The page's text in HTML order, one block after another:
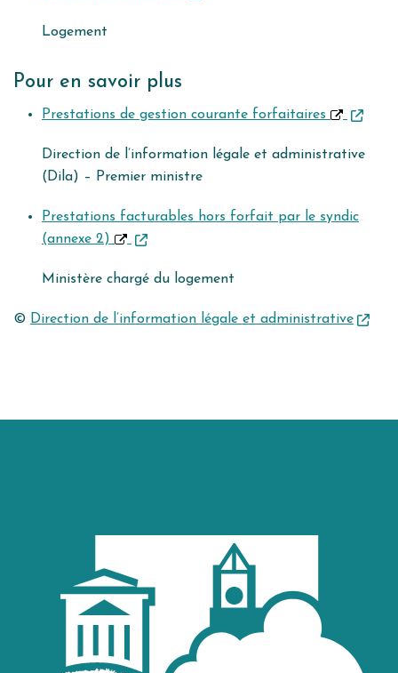
Logement
Pour en savoir plus
Prestations de gestion courante forfaitaires
Direction de l’information légale et administrative
(Dila) – Premier ministre
Prestations facturables hors forfait par le syndic
(annexe 2)
Ministère chargé du logement
© Direction de l’information légale et administrative